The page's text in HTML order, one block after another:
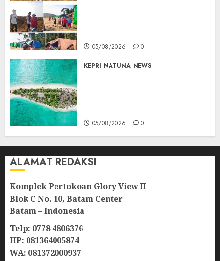
05/08/2026 0
KEPRI NATUNA NEWS
05/08/2026 0
ALAMAT REDAKSI
Komplek Pertokoan Glory View II
Blok C No. 10, Batam Center
Batam – Indonesia
Telp: 0778 4806376
HP: 081364005874
WA: 081372000937